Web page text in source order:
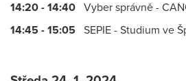
14:20 - 14:40 Vyber správně -
14:45 - 15:05 SEPIE - Studium ve